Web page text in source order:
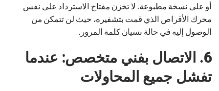
أو على نسخة مطبوعة. لا تخزن مفتاح الاسترداد على نفس
محرك الأقراص الذي قمت بتشفيره، حيث لن تتمكن من
الوصول إليه في حالة نسيان كلمة المرور.
6. الاتصال بفني متخصص: عندما
تفشل جميع المحاولات